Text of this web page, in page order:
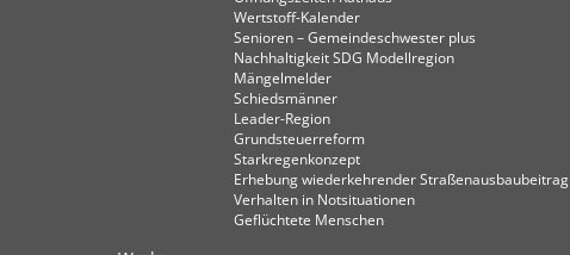
Wertstoff-Kalender
Senioren – Gemeindeschwester plus
Nachhaltigkeit SDG Modellregion
Mängelmelder
Schiedsmänner
Leader-Region
Grundsteuerreform
Starkregenkonzept
Erhebung wiederkehrender Straßenausbaubeitrag
Verhalten in Not­situationen
Geflüchtete Menschen